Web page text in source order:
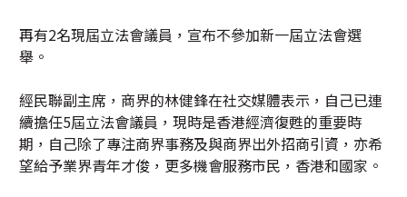
再有2名現屆立法會議員，宣布不參加新一屆立法會選
舉。
經民聯副主席，商界的林健鋒在社交媒體表示，自己已連
續擔任5屆立法會議員，現時是香港經濟復甦的重要時
期，自己除了專注商界事務及與商界出外招商引資，亦希
望給予業界青年才俊，更多機會服務市民，香港和國家。